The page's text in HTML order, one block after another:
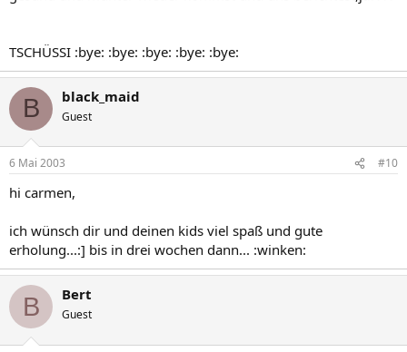
TSCHÜSSI :bye: :bye: :bye: :bye: :bye:
B black_maid
Guest
6 Mai 2003 #10
hi carmen,
ich wünsch dir und deinen kids viel spaß und gute
erholung...:] bis in drei wochen dann... :winken:
B Bert
Guest